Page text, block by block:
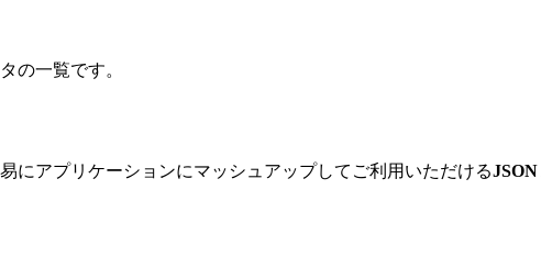
の一覧です。
にアプリケーションにマッシュアップしてご利用いただける